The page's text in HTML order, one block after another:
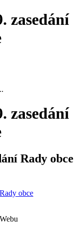
zasedání
zasedání
Rady obce
obce